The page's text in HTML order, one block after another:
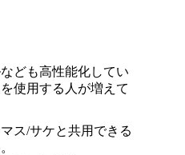
ども高性能化してい
使用する人が増えて
ス/サケと共用できる